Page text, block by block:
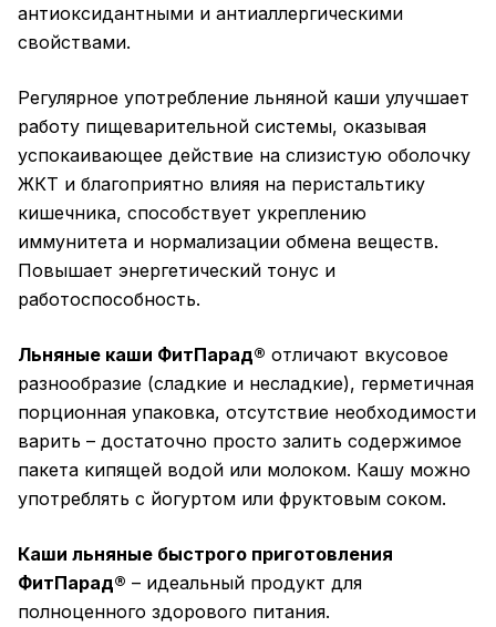
антиоксидантными и антиаллергическими
свойствами.
Регулярное употребление льняной каши улучшает
работу пищеварительной системы, оказывая
успокаивающее действие на слизистую оболочку
ЖКТ и благоприятно влияя на перистальтику
кишечника, способствует укреплению
иммунитета и нормализации обмена веществ.
Повышает энергетический тонус и
работоспособность.
Льняные каши ФитПарад® отличают вкусовое
разнообразие (сладкие и несладкие), герметичная
порционная упаковка, отсутствие необходимости
варить – достаточно просто залить содержимое
пакета кипящей водой или молоком. Кашу можно
употреблять с йогуртом или фруктовым соком.
Каши льняные быстрого приготовления
ФитПарад® – идеальный продукт для
полноценного здорового питания.